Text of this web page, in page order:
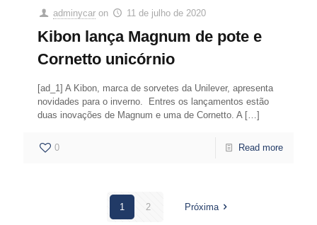
adminycar on 11 de julho de 2020
Kibon lança Magnum de pote e
Cornetto unicórnio
[ad_1] A Kibon, marca de sorvetes da Unilever, apresenta
novidades para o inverno. Entres os lançamentos estão
duas inovações de Magnum e uma de Cornetto. A[…]
0 Read more
1 2 Próxima